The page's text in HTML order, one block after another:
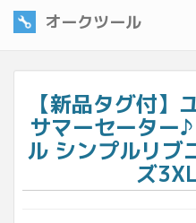
オークツール
【新品タグ付
サマーセーター
ル シンプルリブ
ズ